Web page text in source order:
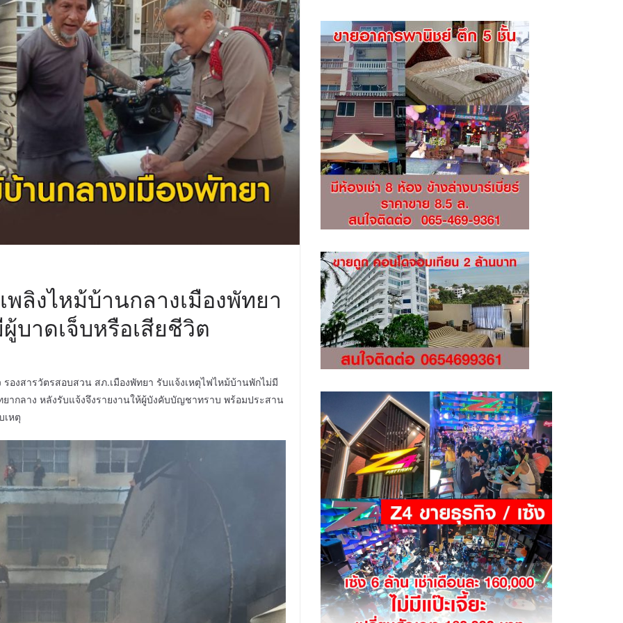
ลิงไหม้บ้านกลางเมืองพัทยา
บาดเจ็บหรือเสียชีวิต
องสารวัตรสอบสวน สภ.เมืองพัทยา รับแจ้งเหตุไฟไหม้บ้านพักไม่มี
กลาง หลังรับแจ้งจึงรายงานให้ผู้บังคับบัญชาทราบ พร้อมประสาน
เหตุ